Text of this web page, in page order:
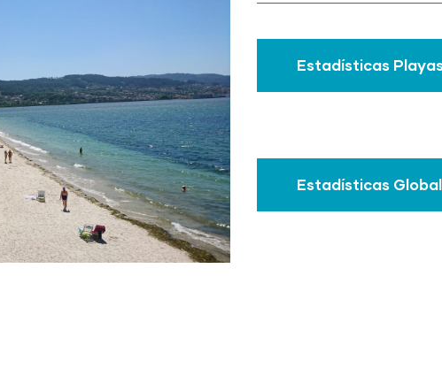
Estadísticas
Estadísticas